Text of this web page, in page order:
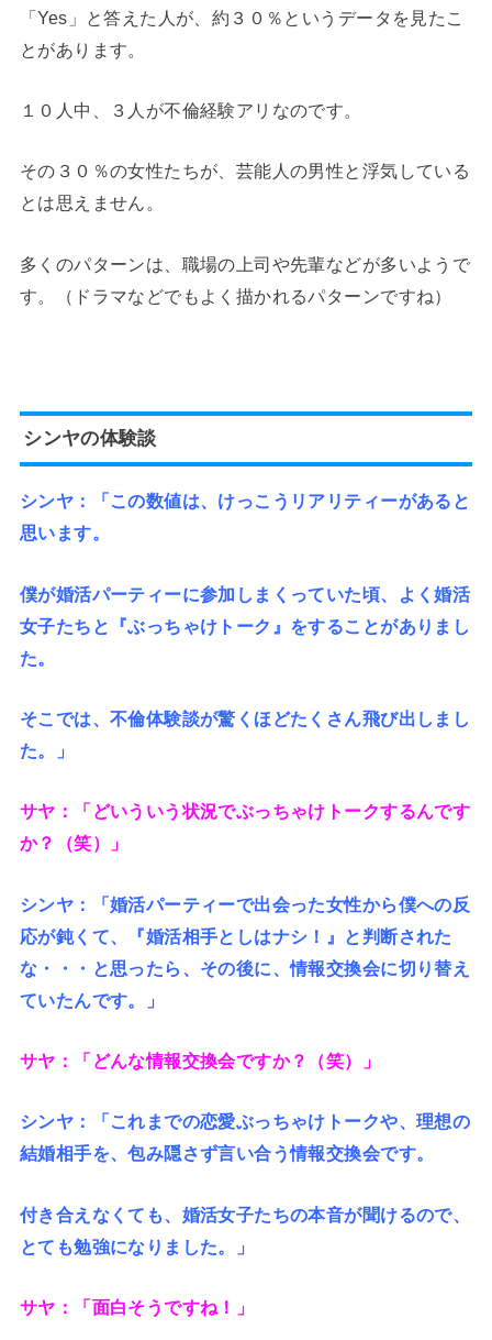
「Yes」と答えた人が、約３０％というデータを見たこ
とがあります。
１０人中、３人が不倫経験アリなのです。
その３０％の女性たちが、芸能人の男性と浮気している
とは思えません。
多くのパターンは、職場の上司や先輩などが多いようで
す。（ドラマなどでもよく描かれるパターンですね）
シンヤの体験談
シンヤ：「この数値は、けっこうリアリティーがあると
思います。
僕が婚活パーティーに参加しまくっていた頃、よく婚活
女子たちと『ぶっちゃけトーク』をすることがありまし
た。
そこでは、不倫体験談が驚くほどたくさん飛び出しまし
た。」
サヤ：「どいういう状況でぶっちゃけトークするんです
か？（笑）」
シンヤ：「婚活パーティーで出会った女性から僕への反
応が鈍くて、『婚活相手としはナシ！』と判断された
な・・・と思ったら、その後に、情報交換会に切り替え
ていたんです。」
サヤ：「どんな情報交換会ですか？（笑）」
シンヤ：「これまでの恋愛ぶっちゃけトークや、理想の
結婚相手を、包み隠さず言い合う情報交換会です。
付き合えなくても、婚活女子たちの本音が聞けるので、
とても勉強になりました。」
サヤ：「面白そうですね！」